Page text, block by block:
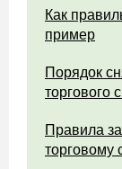
Как
пример
Порядок
торгового
Правила
торговому